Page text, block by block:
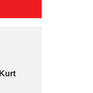
Kurt